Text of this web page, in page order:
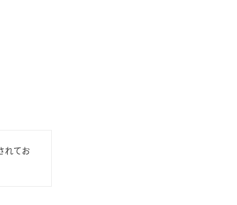
れてお